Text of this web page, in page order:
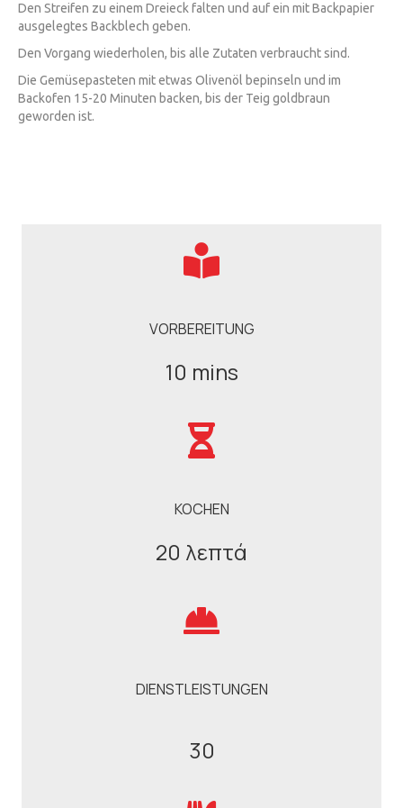
Den Streifen zu einem Dreieck falten und auf ein mit Backpapier
ausgelegtes Backblech geben.
Den Vorgang wiederholen, bis alle Zutaten verbraucht sind.
Die Gemüsepasteten mit etwas Olivenöl bepinseln und im
Backofen 15-20 Minuten backen, bis der Teig goldbraun
geworden ist.
VORBEREITUNG
10 mins
KOCHEN
20 λεπτά
DIENSTLEISTUNGEN
30